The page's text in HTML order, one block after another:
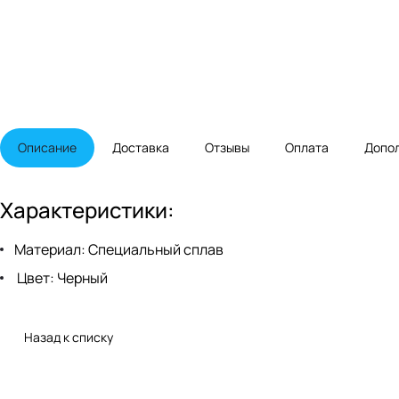
Описание Доставка Отзывы Оплата
Характеристики:
Материал: Специальный сплав
Цвет: Черный
Назад к списку